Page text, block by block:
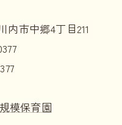
内市中郷4丁目211
模保育園